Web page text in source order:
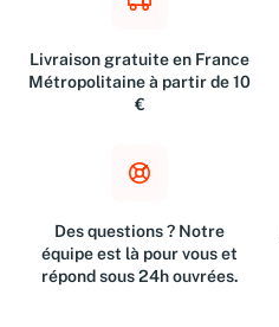
Livraison gratuite en France
Métropolitaine à partir de 10
€
Des questions ? Notre
équipe est là pour vous et
répond sous 24h ouvrées.